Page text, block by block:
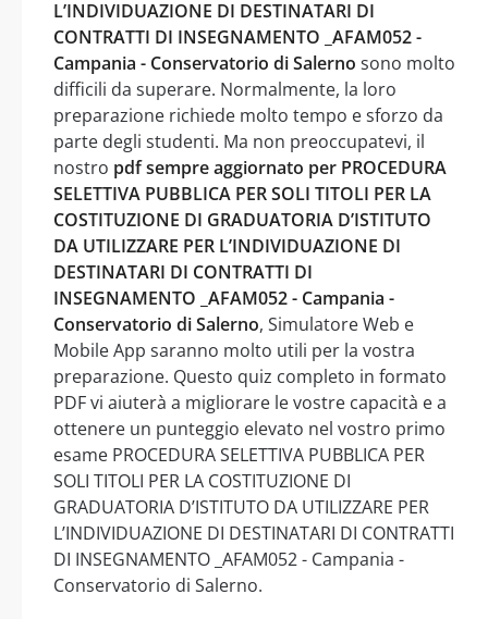
L’INDIVIDUAZIONE DI DESTINATARI DI
CONTRATTI DI INSEGNAMENTO _AFAM052 -
Campania - Conservatorio di Salerno sono molto
difficili da superare. Normalmente, la loro
preparazione richiede molto tempo e sforzo da
parte degli studenti. Ma non preoccupatevi, il
nostro pdf sempre aggiornato per PROCEDURA
SELETTIVA PUBBLICA PER SOLI TITOLI PER LA
COSTITUZIONE DI GRADUATORIA D’ISTITUTO
DA UTILIZZARE PER L’INDIVIDUAZIONE DI
DESTINATARI DI CONTRATTI DI
INSEGNAMENTO _AFAM052 - Campania -
Conservatorio di Salerno, Simulatore Web e
Mobile App saranno molto utili per la vostra
preparazione. Questo quiz completo in formato
PDF vi aiuterà a migliorare le vostre capacità e a
ottenere un punteggio elevato nel vostro primo
esame PROCEDURA SELETTIVA PUBBLICA PER
SOLI TITOLI PER LA COSTITUZIONE DI
GRADUATORIA D’ISTITUTO DA UTILIZZARE PER
L’INDIVIDUAZIONE DI DESTINATARI DI CONTRATTI
DI INSEGNAMENTO _AFAM052 - Campania -
Conservatorio di Salerno.